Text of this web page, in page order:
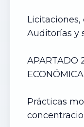
Licitaciones,
Auditorías y
APARTADO
ECONÓMICA
Prácticas